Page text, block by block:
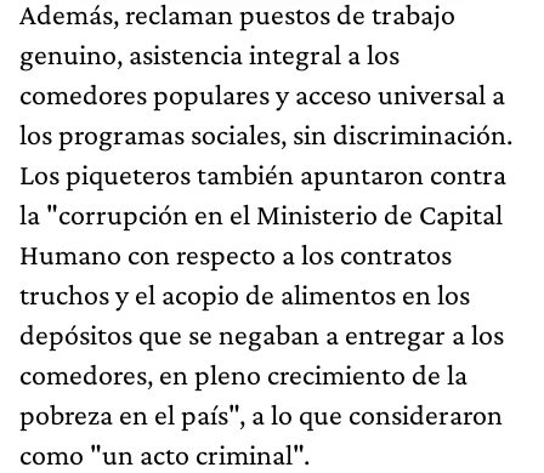
Además, reclaman puestos de trabajo
genuino, asistencia integral a los
comedores populares y acceso universal a
los programas sociales, sin discriminación.
Los piqueteros también apuntaron contra
la "corrupción en el Ministerio de Capital
Humano con respecto a los contratos
truchos y el acopio de alimentos en los
depósitos que se negaban a entregar a los
comedores, en pleno crecimiento de la
pobreza en el país", a lo que consideraron
como "un acto criminal".